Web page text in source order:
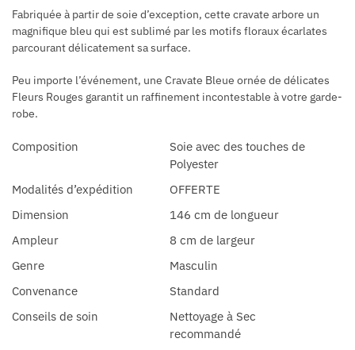
Fabriquée à partir de soie d’exception, cette cravate arbore un
magnifique bleu qui est sublimé par les motifs floraux écarlates
parcourant délicatement sa surface.
Peu importe l’événement, une Cravate Bleue ornée de délicates
Fleurs Rouges garantit un raffinement incontestable à votre garde-
robe.
Composition
Soie avec des touches de
Polyester
Modalités d’expédition
OFFERTE
Dimension
146 cm de longueur
Ampleur
8 cm de largeur
Genre
Masculin
Convenance
Standard
Conseils de soin
Nettoyage à Sec
recommandé